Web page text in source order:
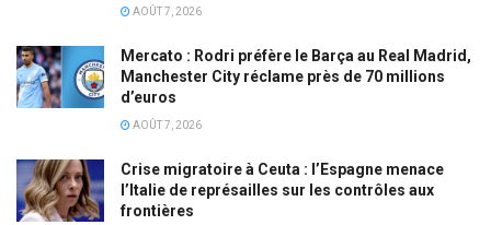
AOÛT 7, 2026
Mercato : Rodri préfère le Barça au Real Madrid,
Manchester City réclame près de 70 millions
d’euros
AOÛT 7, 2026
Crise migratoire à Ceuta : l’Espagne menace
l’Italie de représailles sur les contrôles aux
frontières